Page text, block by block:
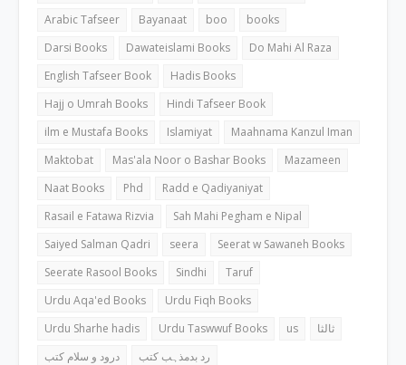
Arabic Tafseer
Bayanaat boo
books
Darsi Books
Dawateislami Books
Do Mahi Al Raza
English Tafseer Book
Hadis Books
Hajj o Umrah Books
Hindi Tafseer Book
ilm e Mustafa Books
Islamiyat
Maahnama Kanzul Iman
Maktobat
Mas'ala Noor o Bashar Books
Mazameen
Naat Books
Phd
Radd e Qadiyaniyat
Rasail e Fatawa Rizvia
Sah Mahi Pegham e Nipal
Saiyed Salman Qadri
seera
Seerat w Sawaneh Books
Seerate Rasool Books
Sindhi
Taruf
Urdu Aqa'ed Books
Urdu Fiqh Books
Urdu Sharhe hadis
Urdu Taswwuf Books us
ثالثا
درود و سلام کتب
رد بدمذہب کتب